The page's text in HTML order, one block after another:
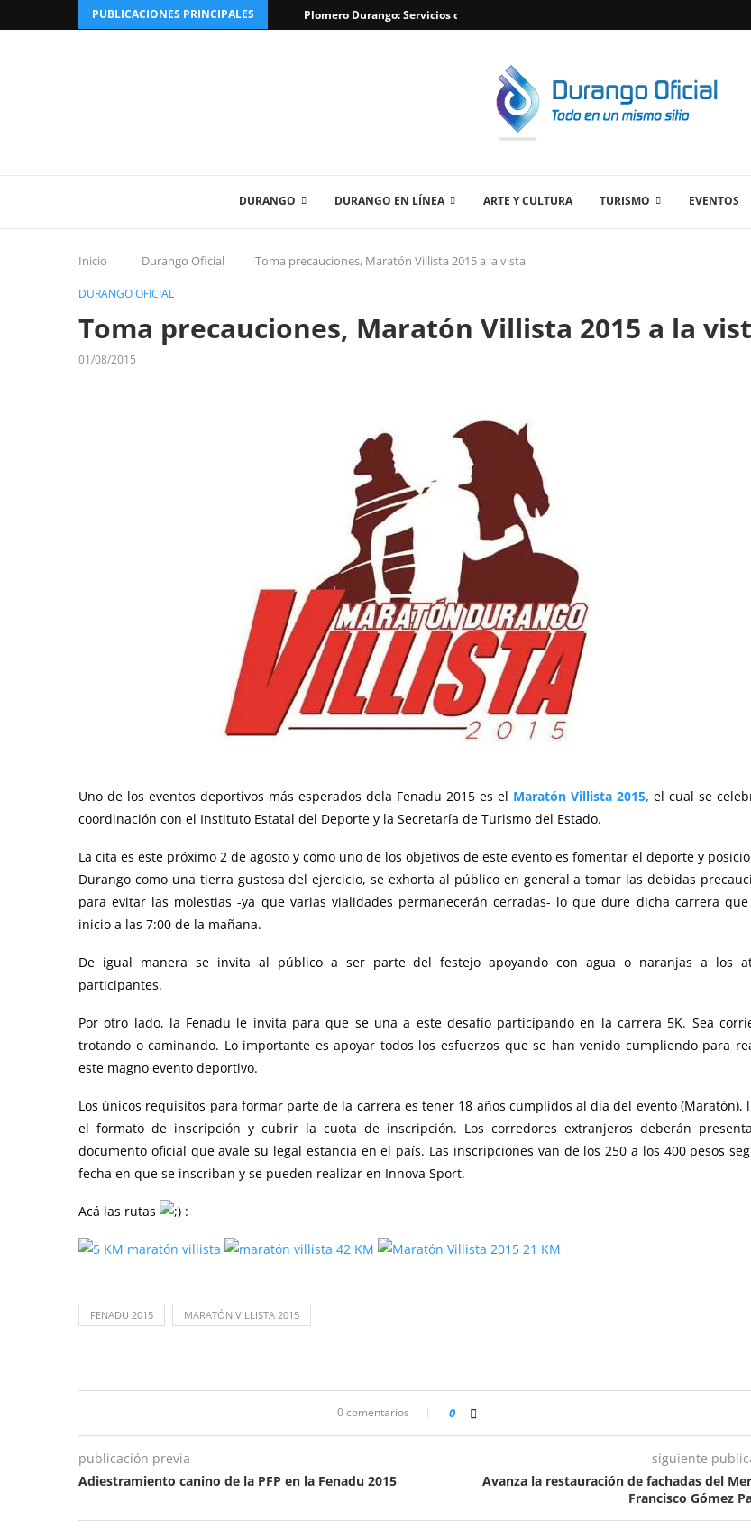
PUBLICACIONES PRINCIPALES Plomero Durango: Servicios de Plomería Confiables en Durango,...
DURANGO DURANGO EN LÍNEA ARTE Y CULTURA TURISMO EVENTOS
Inicio Durango Oficial Toma precauciones, Maratón Villista 2015 a la vista
DURANGO OFICIAL
Toma precauciones, Maratón Villista 2015 a la
01/08/2015
Uno de los eventos deportivos más esperados dela Fenadu 2015 es el Maratón Villista 2015, el cual se
coordinación con el Instituto Estatal del Deporte y la Secretaría de Turismo del Estado.
La cita es este próximo 2 de agosto y como uno de los objetivos de este evento es fomentar el deporte y
Durango como una tierra gustosa del ejercicio, se exhorta al público en general a tomar las debidas
para evitar las molestias -ya que varias vialidades permanecerán cerradas- lo que dure dicha carrera
inicio a las 7:00 de la mañana.
De igual manera se invita al público a ser parte del festejo apoyando con agua o naranjas a los
participantes.
Por otro lado, la Fenadu le invita para que se una a este desafío participando en la carrera 5K. Sea
trotando o caminando. Lo importante es apoyar todos los esfuerzos que se han venido cumpliendo para
este magno evento deportivo.
Los únicos requisitos para formar parte de la carrera es tener 18 años cumplidos al día del evento (Maratón),
el formato de inscripción y cubrir la cuota de inscripción. Los corredores extranjeros deberán
documento oficial que avale su legal estancia en el país. Las inscripciones van de los 250 a los 400 pesos
fecha en que se inscriban y se pueden realizar en Innova Sport.
Acá las rutas :
FENADU 2015 MARATÓN VILLISTA 2015
0 comentarios 0
publicación previa
Adiestramiento canino de la PFP en la Fenadu 2015
siguiente
Avanza la restauración de fachadas del
Francisco Gómez